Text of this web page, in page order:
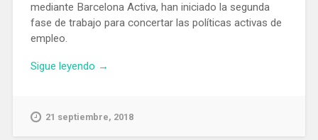
mediante Barcelona Activa, han iniciado la segunda
fase de trabajo para concertar las políticas activas de
empleo.
Sigue leyendo «Ayuntamiento
inician
→
21 septiembre, 2018